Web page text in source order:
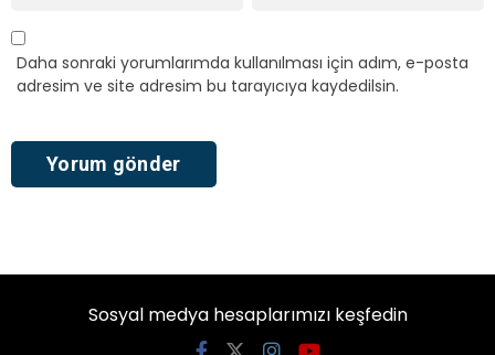
Daha sonraki yorumlarımda kullanılması için adım, e-posta
adresim ve site adresim bu tarayıcıya kaydedilsin.
Sosyal medya hesaplarımızı keşfedin